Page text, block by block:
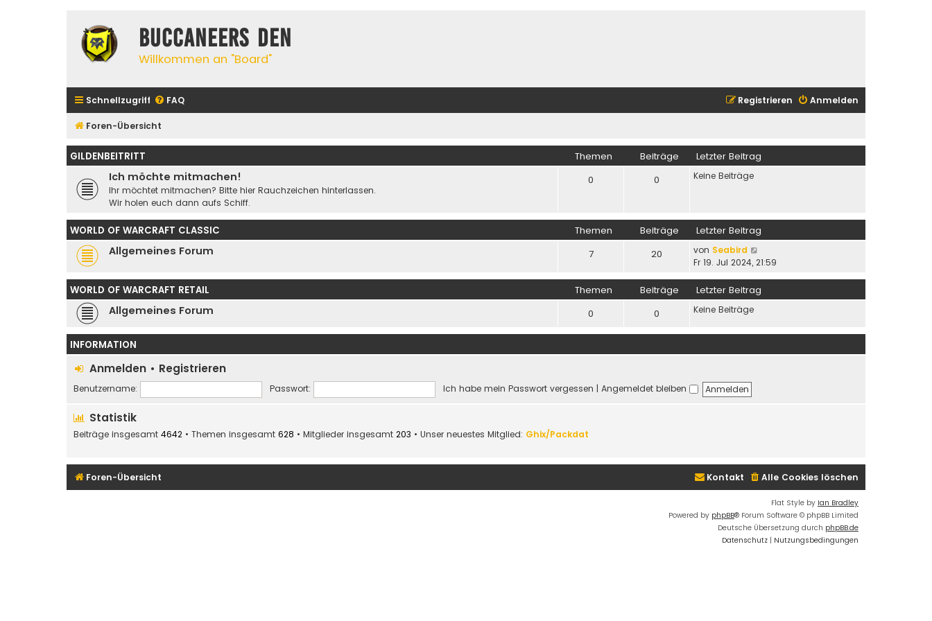
Buccaneers Den
Willkommen an "Board"
Schnellzugriff FAQ Anmelden
Registrieren
Foren-Übersicht
GILDENBEITRITT Themen Beiträge Letzter Beitrag
Ich möchte mitmachen!
Ihr möchtet mitmachen? Bitte hier Rauchzeichen hinterlassen.
Wir holen euch dann aufs Schiff.
0 0 Keine Beiträge
WORLD OF WARCRAFT CLASSIC Themen Beiträge Letzter Beitrag
Allgemeines Forum 7 20 von Seabird
e
e
s
r
Fr 19. Jul 2024, 21:59
WORLD OF WARCRAFT RETAIL Themen Beiträge Letzter Beitrag
Allgemeines Forum 0 0 Keine Beiträge
INFORMATION
Anmelden • Registrieren
Benutzername: Passwort: Ich habe mein Passwort vergessen | Angemeldet bleiben
Statistik
Beiträge insgesamt 4642 • Themen insgesamt 628 • Mitglieder insgesamt 203 • Unser neuestes Mitglied: Ghix/Packdat
Foren-Übersicht Alle Cookies löschen
Kontakt
Flat Style by Ian Bradley
Powered by phpBB® Forum Software © phpBB Limited
Deutsche Übersetzung durch phpBB.de
Datenschutz | Nutzungsbedingungen